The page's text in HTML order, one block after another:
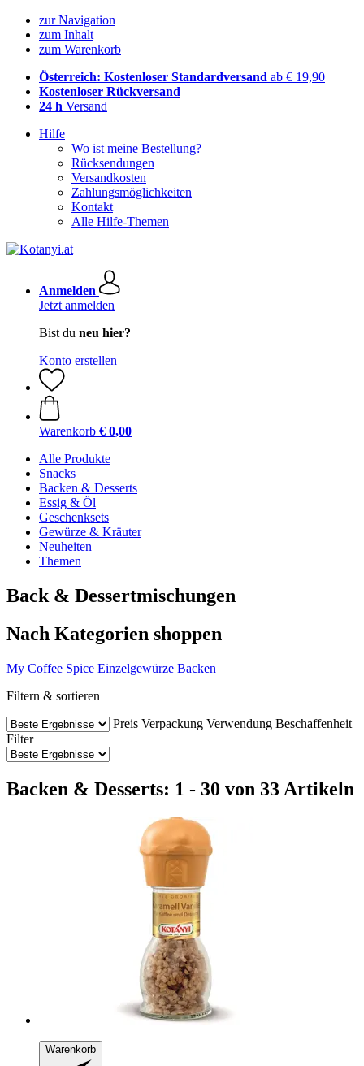
zur Navigation
zum Inhalt
zum Warenkorb
Österreich: Kostenloser Standardversand ab € 19,90
Kostenloser Rückversand
24 h Versand
Hilfe
Wo ist meine Bestellung?
Rücksendungen
Versandkosten
Zahlungsmöglichkeiten
Kontakt
Alle Hilfe-Themen
Anmelden
Jetzt anmelden
Bist du neu hier?
Konto erstellen
Warenkorb € 0,00
Alle Produkte
Snacks
Backen & Desserts
Essig & Öl
Geschenksets
Gewürze & Kräuter
Neuheiten
Themen
Back & Dessertmischungen
Nach Kategorien shoppen
My Coffee Spice Einzelgewürze Backen
Filtern & sortieren
Preis Verpackung Verwendung Beschaffenheit
Filter
Backen & Desserts: 1 - 30 von 33 Artikeln
Warenkorb